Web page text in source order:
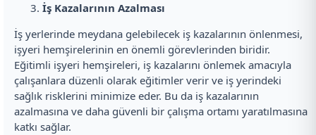
İş Kazalarının Azalması
İş yerlerinde meydana gelebilecek iş kazalarının önlenmesi,
işyeri hemşirelerinin en önemli görevlerinden biridir.
Eğitimli işyeri hemşireleri, iş kazalarını önlemek amacıyla
çalışanlara düzenli olarak eğitimler verir ve iş yerindeki
sağlık risklerini minimize eder. Bu da iş kazalarının
azalmasına ve daha güvenli bir çalışma ortamı yaratılmasına
katkı sağlar.